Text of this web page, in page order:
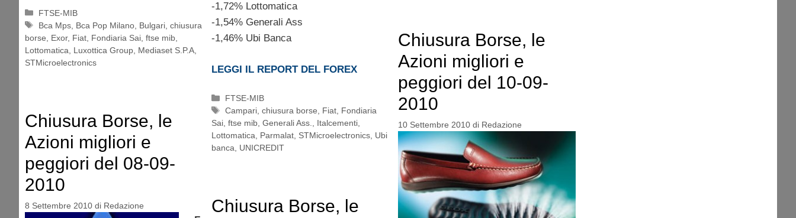
Categorie
FTSE-MIB
Tag
Bca Mps Bca Pop Milano Bulgari ,chiusura
borse
Exor, Fiat Fondiaria Sai ftse mib
Lottomatica
Luxottica Group Mediaset S.P.A
STMicroelectronics
-1,72% Lottomatica
-1,54% Generali Ass
-1,46% Ubi Banca
LEGGI IL REPORT DEL FOREX
Categorie
FTSE-MIB
Tag
Campari ,chiusura borse Fiat Fondiaria
Sai, ftse mib, Generali Ass. Italcementi,
Lottomatica
Parmalat, STMicroelectronics, Ubi
banca
UNICREDIT
Chiusura Borse, le
Azioni migliori e
peggiori del 10-09-
2010
10 Settembre 2010 di Redazione
Chiusura Borse, le
Azioni migliori e
peggiori del 08-09-
2010
8 Settembre 2010 di Redazione
Chiusura Borse, le